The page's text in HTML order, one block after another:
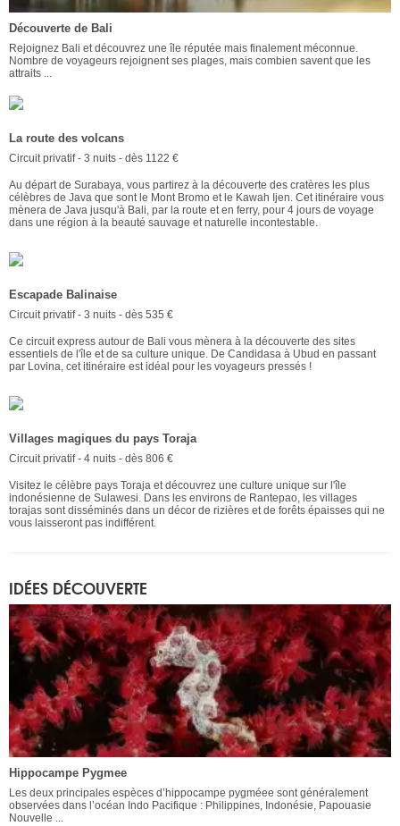
Découverte de Bali
Rejoignez Bali et découvrez une île réputée mais finalement méconnue.
Nombre de voyageurs rejoignent ses plages, mais combien savent que les
attraits ...
La route des volcans
Circuit privatif - 3 nuits - dès 1122 €
Au départ de Surabaya, vous partirez à la découverte des cratères les plus
célèbres de Java que sont le Mont Bromo et le Kawah Ijen. Cet itinéraire vous
mènera de Java jusqu'à Bali, par la route et en ferry, pour 4 jours de voyage
dans une région à la beauté sauvage et naturelle incontestable.
Escapade Balinaise
Circuit privatif - 3 nuits - dès 535 €
Ce circuit express autour de Bali vous mènera à la découverte des sites
essentiels de l'île et de sa culture unique. De Candidasa à Ubud en passant
par Lovina, cet itinéraire est idéal pour les voyageurs pressés !
Villages magiques du pays Toraja
Circuit privatif - 4 nuits - dès 806 €
Visitez le célèbre pays Toraja et découvrez une culture unique sur l'île
indonésienne de Sulawesi. Dans les environs de Rantepao, les villages
torajas sont disséminés dans un décor de rizières et de forêts épaisses qui ne
vous laisseront pas indifférent.
IDÉES DÉCOUVERTE
Hippocampe Pygmee
Les deux principales espèces d’hippocampe pygméee sont généralement
observées dans l’océan Indo Pacifique : Philippines, Indonésie, Papouasie
Nouvelle ...